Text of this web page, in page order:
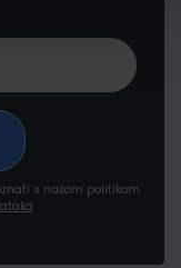
s našom politikom